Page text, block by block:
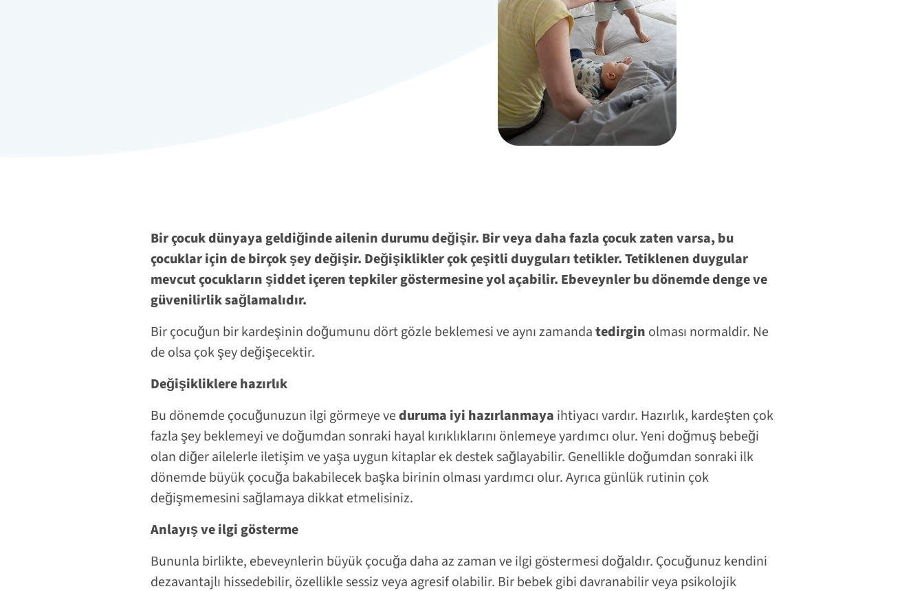
Bir çocuk dünyaya geldiğinde ailenin durumu değişir. Bir veya daha fazla çocuk zaten varsa, bu
çocuklar için de birçok şey değişir. Değişiklikler çok çeşitli duyguları tetikler. Tetiklenen duygular
mevcut çocukların şiddet içeren tepkiler göstermesine yol açabilir. Ebeveynler bu dönemde denge ve
güvenilirlik sağlamalıdır.
Bir çocuğun bir kardeşinin doğumunu dört gözle beklemesi ve aynı zamandatedirgin olması normaldir. Ne
de olsa çok şey değişecektir.
Değişikliklere hazırlık
Bu dönemde çocuğunuzun ilgi görmeye veduruma iyi hazırlanmaya ihtiyacı vardır. Hazırlık, kardeşten çok
fazla şey beklemeyi ve doğumdan sonraki hayal kırıklıklarını önlemeye yardımcı olur. Yeni doğmuş bebeği
olan diğer ailelerle iletişim ve yaşa uygun kitaplar ek destek sağlayabilir. Genellikle doğumdan sonraki ilk
dönemde büyük çocuğa bakabilecek başka birinin olması yardımcı olur. Ayrıca günlük rutinin çok
değişmemesini sağlamaya dikkat etmelisiniz.
Anlayış ve ilgi gösterme
Bununla birlikte, ebeveynlerin büyük çocuğa daha az zaman ve ilgi göstermesi doğaldır. Çocuğunuz kendini
dezavantajlı hissedebilir, özellikle sessiz veya agresif olabilir. Bir bebek gibi davranabilir veya psikolojik